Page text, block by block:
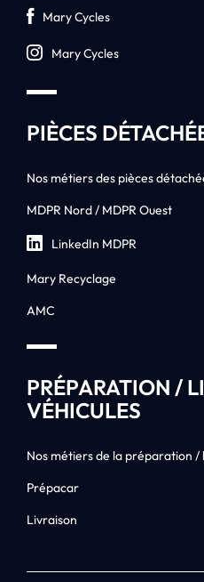
Mary Cycles
Mary Cycles
PIÈCES
Nos métiers des pièces
MDPR Nord / MDPR Ouest
LinkedIn MDPR
Mary Recyclage
AMC
PRÉPARATION /
VÉHICULES
Nos métiers de la préparation /
Prépacar
Livraison